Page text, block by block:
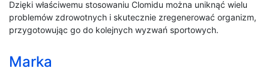
Dzięki właściwemu stosowaniu Clomidu można uniknąć wielu
problemów zdrowotnych i skutecznie zregenerować organizm,
przygotowując go do kolejnych wyzwań sportowych.
Marka